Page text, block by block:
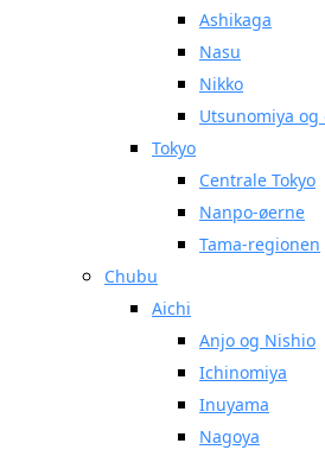
Ashikaga
Nasu
Nikko
Utsunomiya og
Tokyo
Centrale Tokyo
Nanpo-øerne
Tama-regionen
Chubu
Aichi
Anjo og Nishio
Ichinomiya
Inuyama
Nagoya